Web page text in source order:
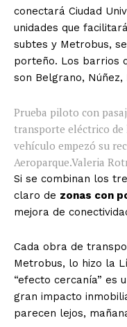
conectará Ciudad
unidades que
subtes y Metrobus,
porteño. Los barrios
son Belgrano,
Prueba piloto con
transporte eléctrico de
vehículo empezó su
Aeroparque.Valeria
Si se combinan los
claro de zonas con
mejora de
Cada obra de
Metrobus, lo hizo la
“efecto cercanía” es
gran impacto
parecen lejos,